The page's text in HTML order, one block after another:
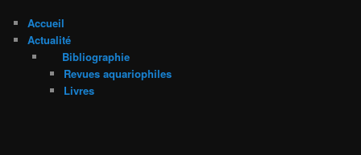
Accueil
Actualité
Bibliographie
Revues aquariophiles
Livres